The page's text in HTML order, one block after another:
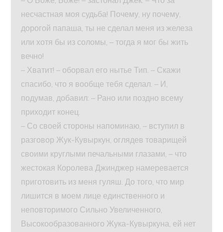
несчастная моя судьба! Почему, ну почему,
дорогой папаша, ты не сделал меня из железа
или хотя бы из соломы, – тогда я мог бы жить
вечно!
– Хватит! – оборвал его нытье Тип. – Скажи
спасибо, что я вообще тебя сделал. – И,
подумав, добавил: – Рано или поздно всему
приходит конец.
– Со своей стороны напоминаю, – вступил в
разговор Жук-Кувыркун, оглядев товарищей
своими круглыми печальными глазами, – что
жестокая Королева Джинджер намеревается
приготовить из меня гуляш. До того, что мир
лишится в моем лице единственного и
неповторимого Сильно Увеличенного,
Высокообразованного Жука-Кувыркуна, ей нет